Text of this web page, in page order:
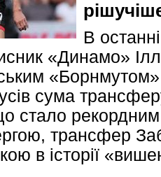
В
«Динамо»
сума
стало
трансфер
в історії